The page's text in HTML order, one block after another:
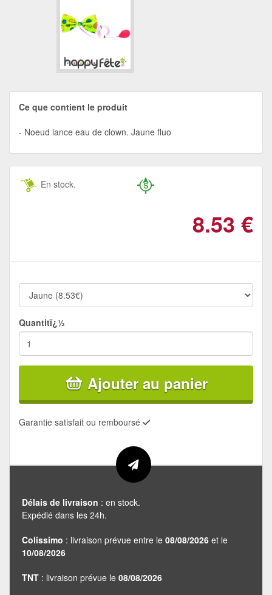
Ce que contient le produit
Noeud lance eau de clown. Jaune fluo
En stock.
8.53 €
Quantitï¿½
Ajouter au panier
Garantie satisfait ou remboursé
Délais de livraison : en stock.
Expédié dans les 24h.
Colissimo : livraison prévue entre le 08/08/2026 et le
10/08/2026
TNT : livraison prévue le 08/08/2026